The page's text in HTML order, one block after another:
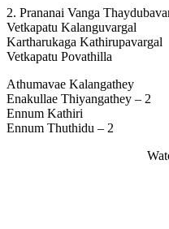
2. Prananai Vanga
Vetkapatu Kalanguvargal
Kartharukaga Kathirupavargal
Vetkapatu Povathilla
Athumavae Kalangathey
Enakullae Thiyangathey – 2
Ennum Kathiri
Ennum Thuthidu – 2